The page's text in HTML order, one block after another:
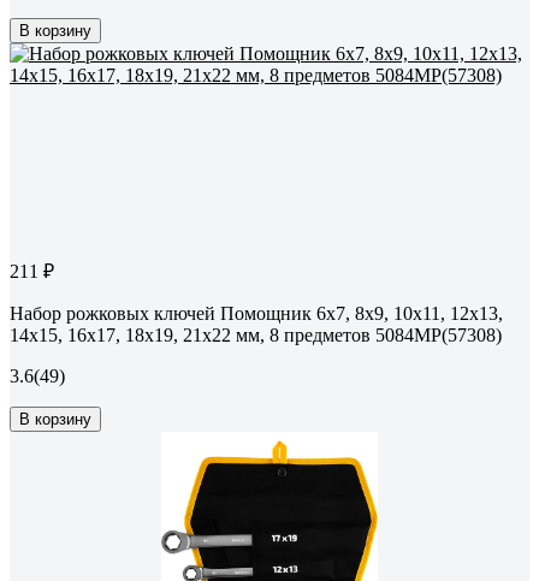
В корзину
211 ₽
Набор рожковых ключей Помощник 6x7, 8x9, 10x11, 12x13,
14x15, 16x17, 18x19, 21x22 мм, 8 предметов 5084MP(57308)
3.6(49)
В корзину